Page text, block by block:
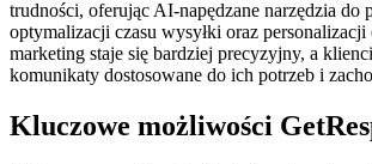
trudności, oferując AI‑napędzane narzędzia do
optymalizacji czasu wysyłki oraz
marketing staje się bardziej precyzyjny, a
komunikaty dostosowane do ich potrzeb i
Kluczowe możliwości